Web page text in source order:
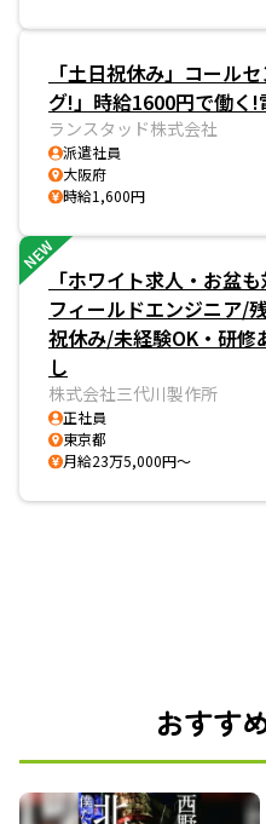
「土日祝休み」コール
グ!」時給1600円で働く
ランスタッド株式会社
派遣社員
大阪府
時給1,600円
NEW
「ホワイト求人・お盆
フィールドエンジニア/
祝休み/未経験OK・研
し
株式会社三代川製作所
正社員
東京都
月給23万5,000円～
おすす